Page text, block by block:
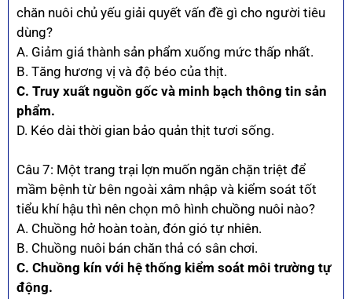
chăn nuôi chủ yếu giải quyết vấn đề gì cho người tiêu
dùng?
A. Giảm giá thành sản phẩm xuống mức thấp nhất.
B. Tăng hương vị và độ béo của thịt.
C. Truy xuất nguồn gốc và minh bạch thông tin sản
phẩm.
D. Kéo dài thời gian bảo quản thịt tươi sống.
Câu 7: Một trang trại lợn muốn ngăn chặn triệt để
mầm bệnh từ bên ngoài xâm nhập và kiểm soát tốt
tiểu khí hậu thì nên chọn mô hình chuồng nuôi nào?
A. Chuồng hở hoàn toàn, đón gió tự nhiên.
B. Chuồng nuôi bán chăn thả có sân chơi.
C. Chuồng kín với hệ thống kiểm soát môi trường tự
động.